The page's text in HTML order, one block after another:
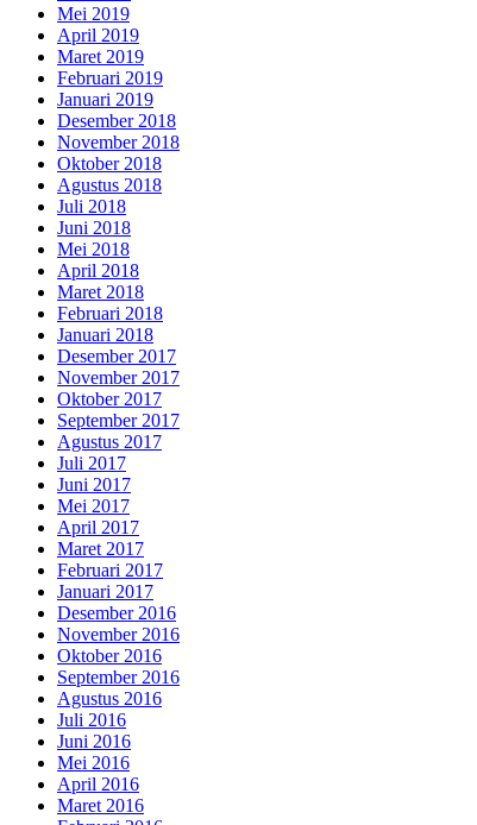
Mei 2019
April 2019
Maret 2019
Februari 2019
Januari 2019
Desember 2018
November 2018
Oktober 2018
Agustus 2018
Juli 2018
Juni 2018
Mei 2018
April 2018
Maret 2018
Februari 2018
Januari 2018
Desember 2017
November 2017
Oktober 2017
September 2017
Agustus 2017
Juli 2017
Juni 2017
Mei 2017
April 2017
Maret 2017
Februari 2017
Januari 2017
Desember 2016
November 2016
Oktober 2016
September 2016
Agustus 2016
Juli 2016
Juni 2016
Mei 2016
April 2016
Maret 2016